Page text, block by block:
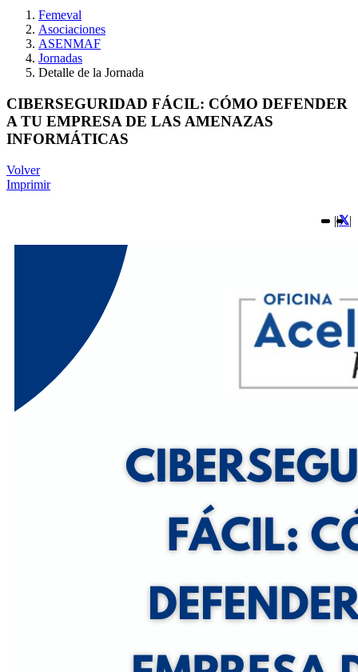
Femeval
Asociaciones
ASENMAF
Jornadas
Detalle de la Jornada
CIBERSEGURIDAD FÁCIL: CÓMO DEFENDER
A TU EMPRESA DE LAS AMENAZAS
INFORMÁTICAS
Volver
Imprimir
|| |